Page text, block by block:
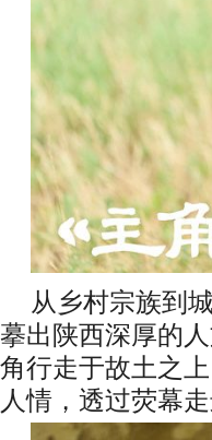
从乡村宗族到
摹出陕西深厚的
角行走于故土之
人情，透过荧幕